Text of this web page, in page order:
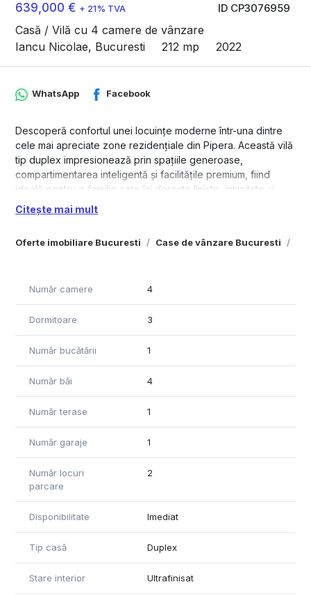
ID CP3076959
639,000 € + 21% TVA
Casă / Vilă cu 4 camere de vânzare
Iancu Nicolae, Bucuresti
212 mp 2022
Oferte imobiliare Bucuresti Case de vânzare Bucuresti
WhatsApp Facebook
Descoperă confortul unei locuințe moderne într-una dintre
cele mai apreciate zone rezidențiale din Pipera. Această vilă
tip duplex impresionează prin spațiile generoase,
compartimentarea inteligentă și facilitățile premium, fiind
ideală pentru o familie care își dorește liniște, intimitate și
acces rapid către zona de nord a Bucureștiului.
construită de 312 mp, oferind un stil de viață rafinat într-un
Compartimentare
• 4 băi moderne
Facilități și beneficii
• Piscină privată – perfectă pentru relaxare și momente
petrecute cu familia
• Garaj privat
• 2 locuri de parcare exterioare
• Spații ample și bine organizate
• Ideală pentru locuire permanentă sau investiție premium
intimitate și proximitatea față de școli internaționale, centre
comerciale și principalele puncte de interes din zona de
📞 Pentru mai multe detalii sau programarea unei vizionări, vă
stăm cu drag la dispoziție.
Citește mai mult
Număr camere 4
Dormitoare 3
Număr bucătării 1
Număr băi 4
Număr terase 1
Număr garaje 1
Număr locuri
parcare
2
Disponibilitate Imediat
Tip casă Duplex
Stare interior Ultrafinisat